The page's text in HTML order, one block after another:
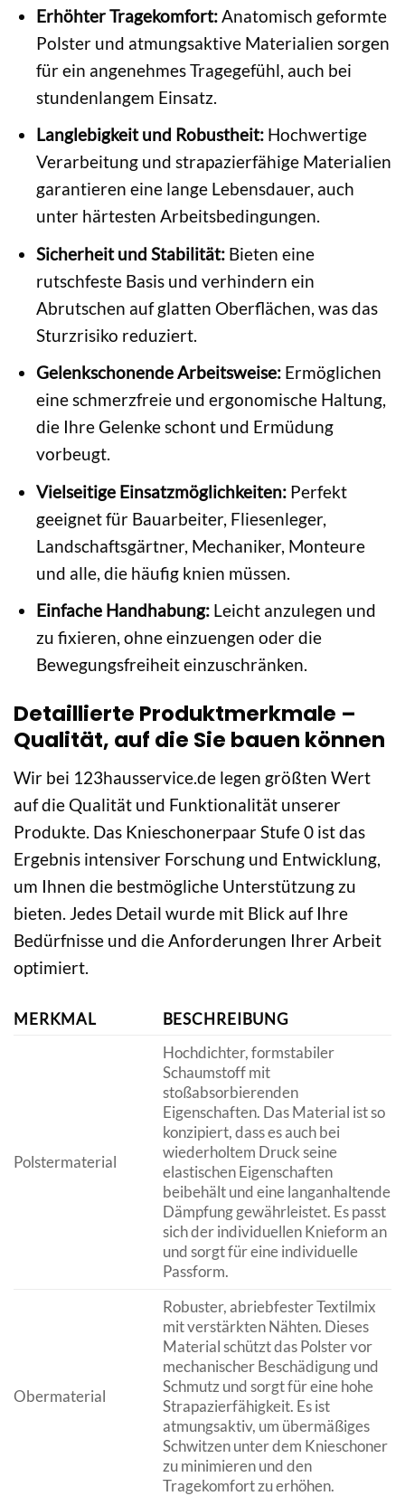
Erhöhter Tragekomfort:Anatomisch geformte
Polster und atmungsaktive Materialien sorgen
für ein angenehmes Tragegefühl, auch bei
stundenlangem Einsatz.
Langlebigkeit und Robustheit:Hochwertige
Verarbeitung und strapazierfähige Materialien
garantieren eine lange Lebensdauer, auch
unter härtesten Arbeitsbedingungen.
Sicherheit und Stabilität:Bieten eine
rutschfeste Basis und verhindern ein
Abrutschen auf glatten Oberflächen, was das
Sturzrisiko reduziert.
Gelenkschonende Arbeitsweise:Ermöglichen
eine schmerzfreie und ergonomische Haltung,
die Ihre Gelenke schont und Ermüdung
vorbeugt.
Vielseitige Einsatzmöglichkeiten:Perfekt
geeignet für Bauarbeiter, Fliesenleger,
Landschaftsgärtner, Mechaniker, Monteure
und alle, die häufig knien müssen.
Einfache Handhabung:Leicht anzulegen und
zu fixieren, ohne einzuengen oder die
Bewegungsfreiheit einzuschränken.
Detaillierte Produktmerkmale –
Qualität, auf die Sie bauen können
Wir bei 123hausservice.de legen größten Wert
auf die Qualität und Funktionalität unserer
Produkte. Das Knieschonerpaar Stufe 0 ist das
Ergebnis intensiver Forschung und Entwicklung,
um Ihnen die bestmögliche Unterstützung zu
bieten. Jedes Detail wurde mit Blick auf Ihre
Bedürfnisse und die Anforderungen Ihrer Arbeit
optimiert.
MERKMAL BESCHREIBUNG
Polstermaterial
Hochdichter, formstabiler
Schaumstoff mit
stoßabsorbierenden
Eigenschaften. Das Material ist so
konzipiert, dass es auch bei
wiederholtem Druck seine
elastischen Eigenschaften
beibehält und eine langanhaltende
Dämpfung gewährleistet. Es passt
sich der individuellen Knieform an
und sorgt für eine individuelle
Passform.
Obermaterial
Robuster, abriebfester Textilmix
mit verstärkten Nähten. Dieses
Material schützt das Polster vor
mechanischer Beschädigung und
Schmutz und sorgt für eine hohe
Strapazierfähigkeit. Es ist
atmungsaktiv, um übermäßiges
Schwitzen unter dem Knieschoner
zu minimieren und den
Tragekomfort zu erhöhen.